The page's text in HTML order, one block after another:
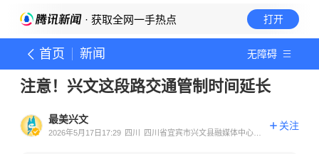
· 获取全网一手热点 打开
首页 新闻 无障碍
注意！兴文这段路交通管制时间延长
最美兴文
2026年5月17日17:29 四川
四川省宜宾市兴文县融媒体中心官
关注